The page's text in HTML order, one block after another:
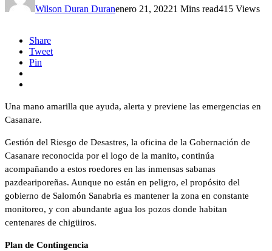
Wilson Duran Duranenero 21, 20221 Mins read415 Views
Share
Tweet
Pin
Una mano amarilla que ayuda, alerta y previene las emergencias en
Casanare.
Gestión del Riesgo de Desastres, la oficina de la Gobernación de
Casanare reconocida por el logo de la manito, continúa
acompañando a estos roedores en las inmensas sabanas
pazdeariporeñas. Aunque no están en peligro, el propósito del
gobierno de Salomón Sanabria es mantener la zona en constante
monitoreo, y con abundante agua los pozos donde habitan
centenares de chigüiros.
Plan de Contingencia